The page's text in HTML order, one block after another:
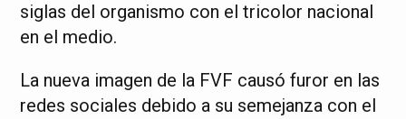
siglas del organismo con el tricolor nacional
en el medio.
La nueva imagen de la FVF causó furor en las
redes sociales debido a su semejanza con el